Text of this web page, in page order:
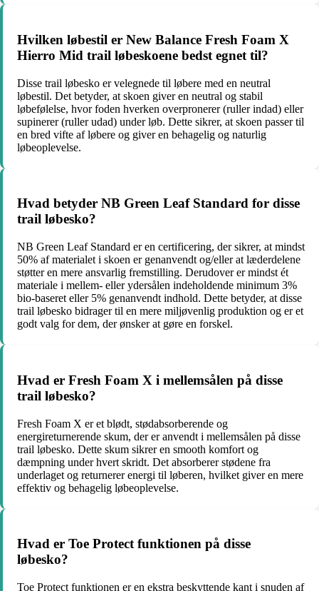
Hvilken løbestil er New Balance Fresh Foam X
Hierro Mid trail løbeskoene bedst egnet til?
Disse trail løbesko er velegnede til løbere med en neutral
løbestil. Det betyder, at skoen giver en neutral og stabil
løbefølelse, hvor foden hverken overpronerer (ruller indad) eller
supinerer (ruller udad) under løb. Dette sikrer, at skoen passer til
en bred vifte af løbere og giver en behagelig og naturlig
løbeoplevelse.
Hvad betyder NB Green Leaf Standard for disse
trail løbesko?
NB Green Leaf Standard er en certificering, der sikrer, at mindst
50% af materialet i skoen er genanvendt og/eller at læderdelene
støtter en mere ansvarlig fremstilling. Derudover er mindst ét
materiale i mellem- eller ydersålen indeholdende minimum 3%
bio-baseret eller 5% genanvendt indhold. Dette betyder, at disse
trail løbesko bidrager til en mere miljøvenlig produktion og er et
godt valg for dem, der ønsker at gøre en forskel.
Hvad er Fresh Foam X i mellemsålen på disse
trail løbesko?
Fresh Foam X er et blødt, stødabsorberende og
energireturnerende skum, der er anvendt i mellemsålen på disse
trail løbesko. Dette skum sikrer en smooth komfort og
dæmpning under hvert skridt. Det absorberer stødene fra
underlaget og returnerer energi til løberen, hvilket giver en mere
effektiv og behagelig løbeoplevelse.
Hvad er Toe Protect funktionen på disse
løbesko?
Toe Protect funktionen er en ekstra beskyttende kant i snuden af